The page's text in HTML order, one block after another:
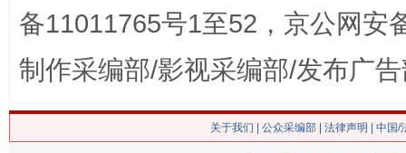
备11011765号1至52，京公网安
制作采编部/影视采编部/发布广
关于我们 公众采编部 法律声明 | 中国